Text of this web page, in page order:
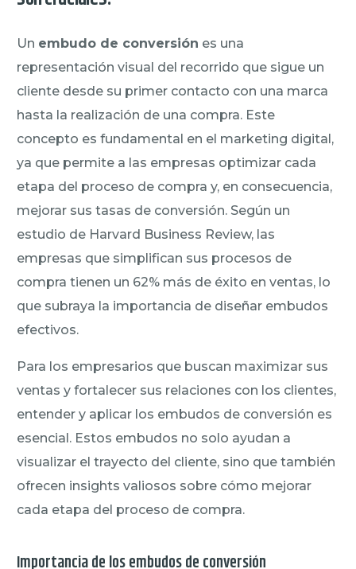
Un embudo de conversión es una
representación visual del recorrido que sigue un
cliente desde su primer contacto con una marca
hasta la realización de una compra. Este
concepto es fundamental en el marketing digital,
ya que permite a las empresas optimizar cada
etapa del proceso de compra y, en consecuencia,
mejorar sus tasas de conversión. Según un
estudio de Harvard Business Review, las
empresas que simplifican sus procesos de
compra tienen un 62% más de éxito en ventas, lo
que subraya la importancia de diseñar embudos
efectivos.
Para los empresarios que buscan maximizar sus
ventas y fortalecer sus relaciones con los clientes,
entender y aplicar los embudos de conversión es
esencial. Estos embudos no solo ayudan a
visualizar el trayecto del cliente, sino que también
ofrecen insights valiosos sobre cómo mejorar
cada etapa del proceso de compra.
Importancia de los embudos de conversión